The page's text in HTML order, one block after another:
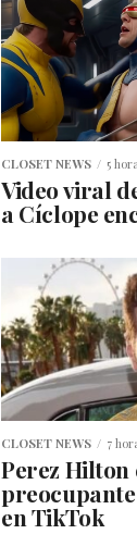
CLOSET NEWS 5
Video viral
a Cíclope
CLOSET NEWS 7
Perez Hilton
en TikTok